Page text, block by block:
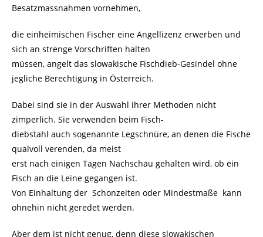
Besatzmassnahmen vornehmen,
die einheimischen Fischer eine Angellizenz erwerben und
sich an strenge Vorschriften halten
müssen, angelt das slowakische Fischdieb-Gesindel ohne
jegliche Berechtigung in Österreich.
Dabei sind sie in der Auswahl ihrer Methoden nicht
zimperlich. Sie verwenden beim Fisch-
diebstahl auch sogenannte Legschnüre, an denen die Fische
qualvoll verenden, da meist
erst nach einigen Tagen Nachschau gehalten wird, ob ein
Fisch an die Leine gegangen ist.
Von Einhaltung der Schonzeiten oder Mindestmaße kann
ohnehin nicht geredet werden.
Aber dem ist nicht genug, denn diese slowakischen